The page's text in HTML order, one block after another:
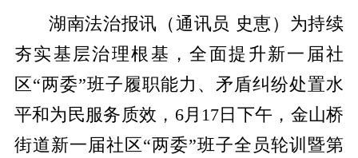
湖南法治报讯（通讯员 史恵）为持续
夯实基层治理根基，全面提升新一届社
区“两委”班子履职能力、矛盾纠纷处置水
平和为民服务质效，6月17日下午，金山桥
街道新一届社区“两委”班子全员轮训暨第